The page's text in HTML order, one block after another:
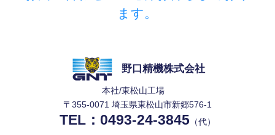
ます。
野口精機株式会社
本社/東松山工場
〒355-0071 埼玉県東松山市新郷576-1
TEL： 0493-24-3845 （代）